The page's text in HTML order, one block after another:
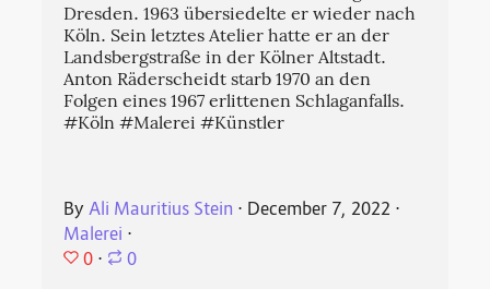
Dresden. 1963 übersiedelte er wieder nach
Köln. Sein letztes Atelier hatte er an der
Landsbergstraße in der Kölner Altstadt.
Anton Räderscheidt starb 1970 an den
Folgen eines 1967 erlittenen Schlaganfalls.
#Köln #Malerei #Künstler
ByAli Mauritius Stein ⋅ December 7, 2022 ⋅
Malerei ⋅
0 ⋅ 0